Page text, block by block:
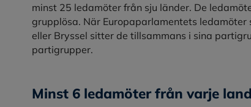
minst 25 ledamöter från sju länder. De
grupplösa. När Europaparlamentets
eller Bryssel sitter de tillsammans i sina
partigrupper.
Minst 6 ledamöter från varje land